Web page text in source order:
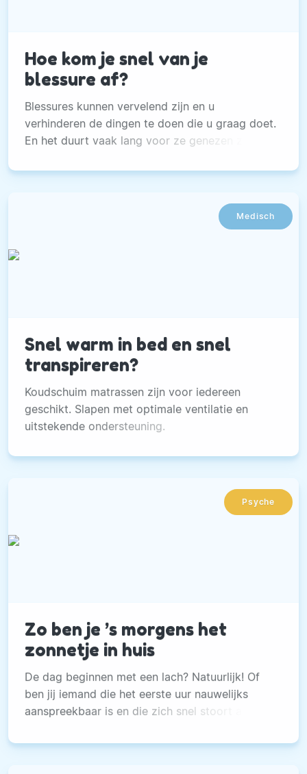
Hoe kom je snel van je
blessure af?
Blessures kunnen vervelend zijn en u
verhinderen de dingen te doen die u graag doet.
En het duurt vaak lang voor ze genezen zijn.
Medisch
Snel warm in bed en snel
transpireren?
Koudschuim matrassen zijn voor iedereen
geschikt. Slapen met optimale ventilatie en
uitstekende ondersteuning.
Psyche
Zo ben je ’s morgens het
zonnetje in huis
De dag beginnen met een lach? Natuurlijk! Of
ben jij iemand die het eerste uur nauwelijks
aanspreekbaar is en die zich snel stoort aan